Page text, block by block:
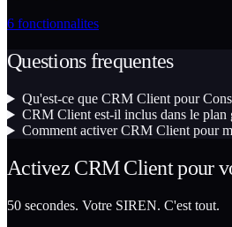
6 fonctionnalites
Questions frequentes
Qu'est-ce que CRM Client pour
CRM Client est-il inclus dans le plan
Comment activer CRM Client pour
Activez CRM Clientpour
50 secondes. Votre SIREN. C'est tout.